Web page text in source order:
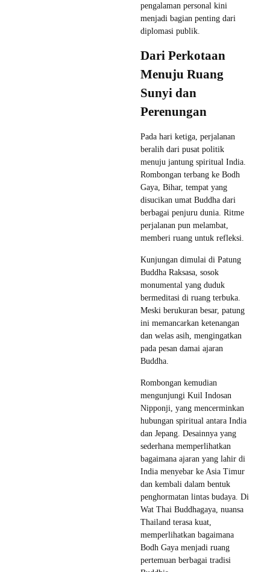
pengalaman personal kini
menjadi bagian penting dari
diplomasi publik.
Dari Perkotaan
Menuju Ruang
Sunyi dan
Perenungan
Pada hari ketiga, perjalanan
beralih dari pusat politik
menuju jantung spiritual India.
Rombongan terbang ke Bodh
Gaya, Bihar, tempat yang
disucikan umat Buddha dari
berbagai penjuru dunia. Ritme
perjalanan pun melambat,
memberi ruang untuk refleksi.
Kunjungan dimulai di Patung
Buddha Raksasa, sosok
monumental yang duduk
bermeditasi di ruang terbuka.
Meski berukuran besar, patung
ini memancarkan ketenangan
dan welas asih, mengingatkan
pada pesan damai ajaran
Buddha.
Rombongan kemudian
mengunjungi Kuil Indosan
Nipponji, yang mencerminkan
hubungan spiritual antara India
dan Jepang. Desainnya yang
sederhana memperlihatkan
bagaimana ajaran yang lahir di
India menyebar ke Asia Timur
dan kembali dalam bentuk
penghormatan lintas budaya. Di
Wat Thai Buddhagaya, nuansa
Thailand terasa kuat,
memperlihatkan bagaimana
Bodh Gaya menjadi ruang
pertemuan berbagai tradisi